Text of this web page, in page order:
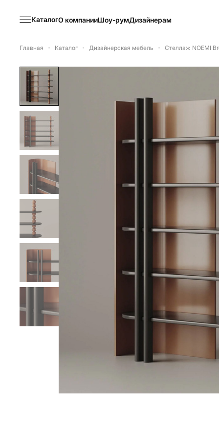
КаталогО компанииШоу-румДизайнерам
Главная Каталог Дизайнерская мебель Стеллаж NOEMI